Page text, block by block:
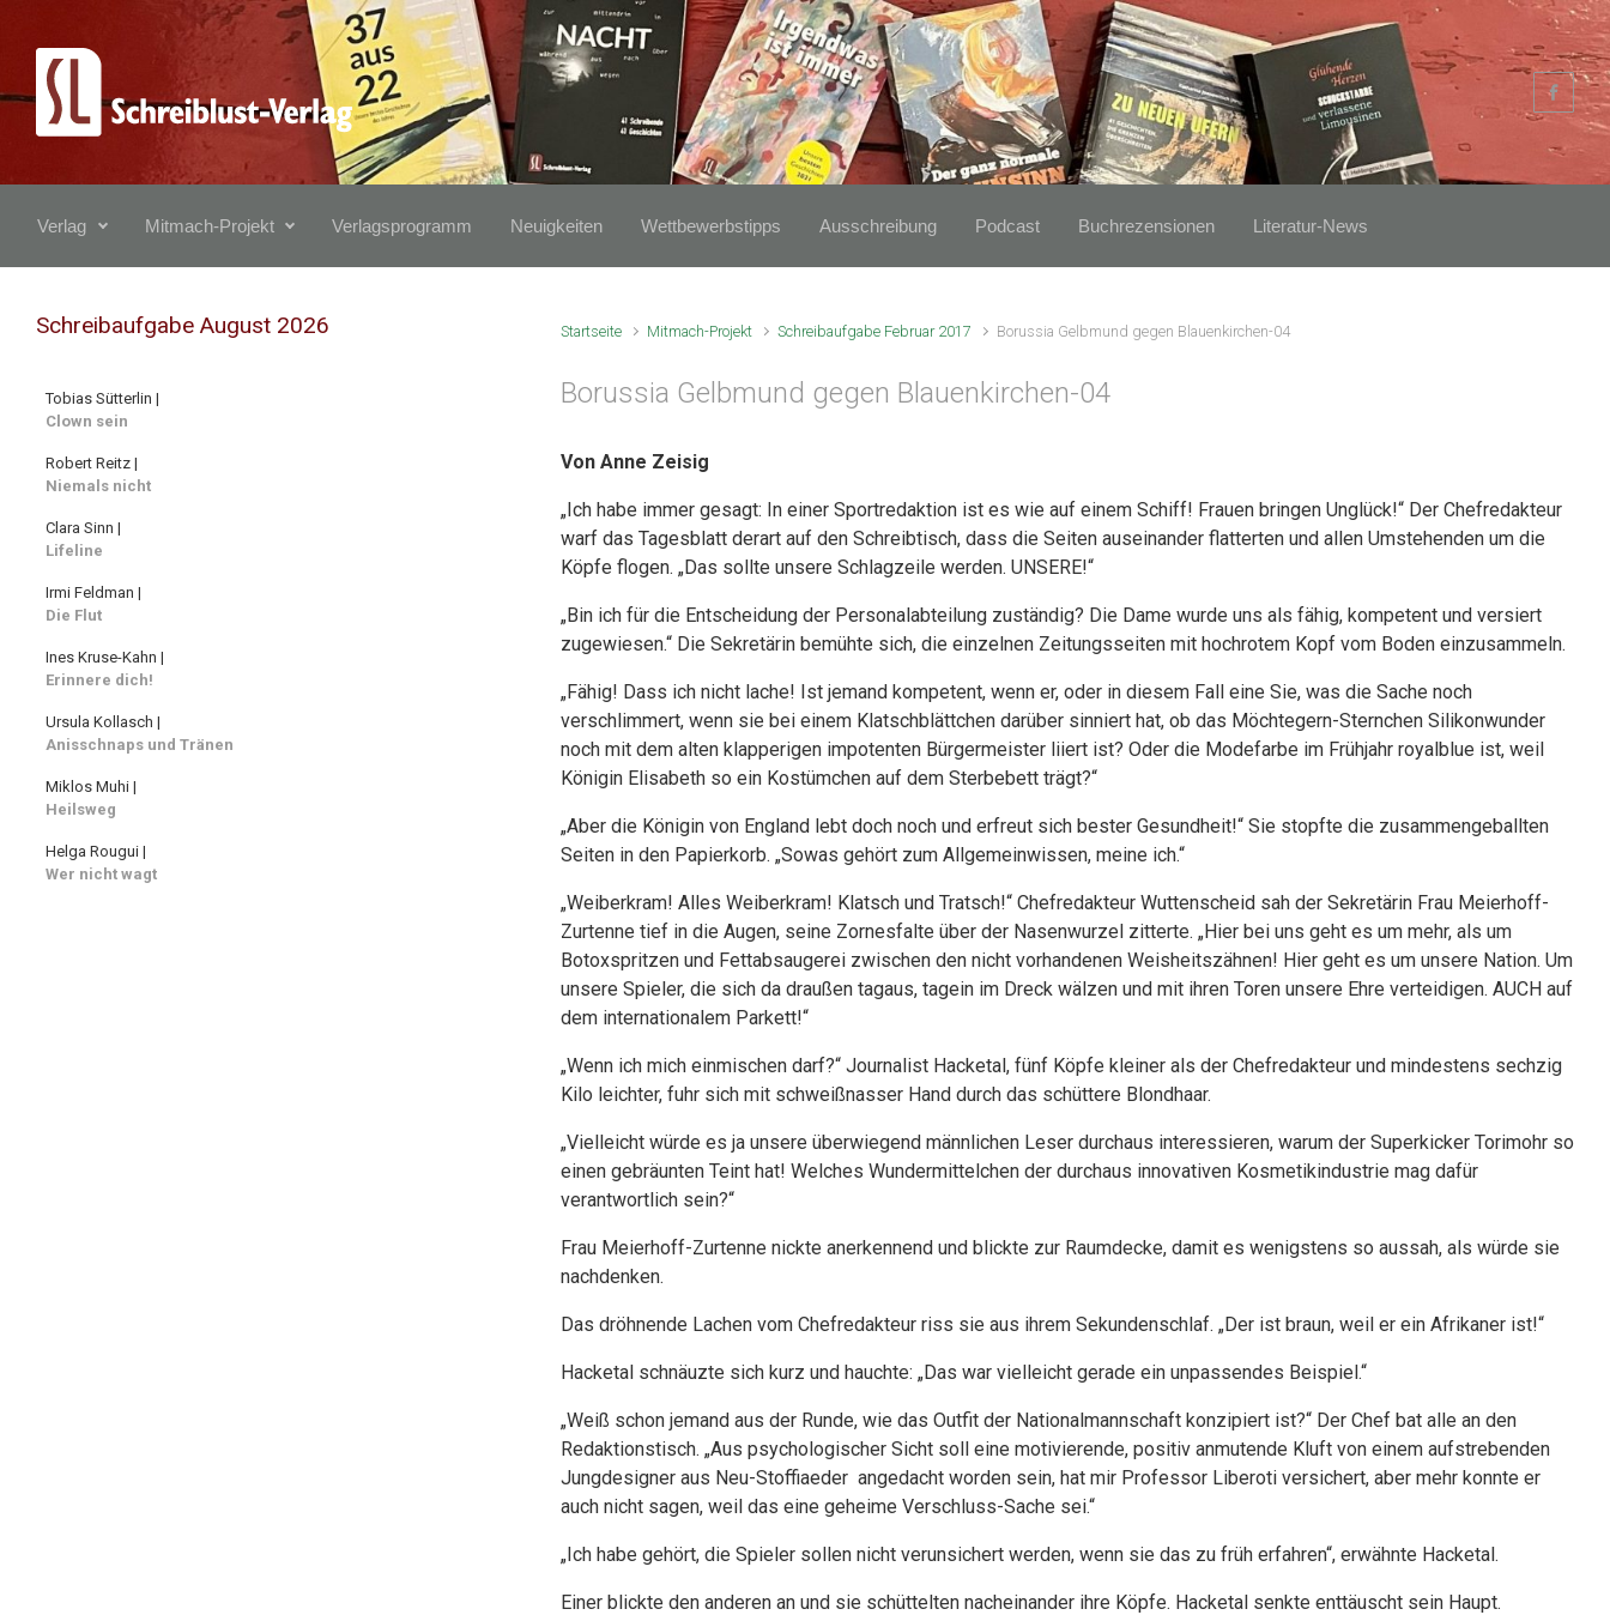
Zum Hauptinhalt springen
Verlag Mitmach-Projekt Verlagsprogramm Neuigkeiten Wettbewerbstipps Ausschreibung Podcast Buchrezensionen Literatur-News
Startseite Mitmach-Projekt Schreibaufgabe Februar 2017 Borussia Gelbmund gegen Blauenkirchen-04
Borussia Gelbmund gegen Blauenkirchen-04
Von Anne Zeisig
„Ich habe immer gesagt: In einer Sportredaktion ist es wie auf einem Schiff! Frauen bringen Unglück!“ Der Chefredakteur
warf das Tagesblatt derart auf den Schreibtisch, dass die Seiten auseinander flatterten und allen Umstehenden um die
Köpfe flogen. „Das sollte unsere Schlagzeile werden. UNSERE!“
„Bin ich für die Entscheidung der Personalabteilung zuständig? Die Dame wurde uns als fähig, kompetent und versiert
zugewiesen.“ Die Sekretärin bemühte sich, die einzelnen Zeitungsseiten mit hochrotem Kopf vom Boden einzusammeln.
„Fähig! Dass ich nicht lache! Ist jemand kompetent, wenn er, oder in diesem Fall eine Sie, was die Sache noch
verschlimmert, wenn sie bei einem Klatschblättchen darüber sinniert hat, ob das Möchtegern-Sternchen Silikonwunder
noch mit dem alten klapperigen impotenten Bürgermeister liiert ist? Oder die Modefarbe im Frühjahr royalblue ist, weil
Königin Elisabeth so ein Kostümchen auf dem Sterbebett trägt?“
„Aber die Königin von England lebt doch noch und erfreut sich bester Gesundheit!“ Sie stopfte die zusammengeballten
Seiten in den Papierkorb. „Sowas gehört zum Allgemeinwissen, meine ich.“
„Weiberkram! Alles Weiberkram! Klatsch und Tratsch!“ Chefredakteur Wuttenscheid sah der Sekretärin Frau Meierhoff-
Zurtenne tief in die Augen, seine Zornesfalte über der Nasenwurzel zitterte. „Hier bei uns geht es um mehr, als um
Botoxspritzen und Fettabsaugerei zwischen den nicht vorhandenen Weisheitszähnen! Hier geht es um unsere Nation. Um
unsere Spieler, die sich da draußen tagaus, tagein im Dreck wälzen und mit ihren Toren unsere Ehre verteidigen. AUCH auf
dem internationalem Parkett!“
„Wenn ich mich einmischen darf?“ Journalist Hacketal, fünf Köpfe kleiner als der Chefredakteur und mindestens sechzig
Kilo leichter, fuhr sich mit schweißnasser Hand durch das schüttere Blondhaar.
„Vielleicht würde es ja unsere überwiegend männlichen Leser durchaus interessieren, warum der Superkicker Torimohr so
einen gebräunten Teint hat! Welches Wundermittelchen der durchaus innovativen Kosmetikindustrie mag dafür
verantwortlich sein?“
Frau Meierhoff-Zurtenne nickte anerkennend und blickte zur Raumdecke, damit es wenigstens so aussah, als würde sie
nachdenken.
Das dröhnende Lachen vom Chefredakteur riss sie aus ihrem Sekundenschlaf. „Der ist braun, weil er ein Afrikaner ist!“
Hacketal schnäuzte sich kurz und hauchte: „Das war vielleicht gerade ein unpassendes Beispiel.“
„Weiß schon jemand aus der Runde, wie das Outfit der Nationalmannschaft konzipiert ist?“ Der Chef bat alle an den
Redaktionstisch. „Aus psychologischer Sicht soll eine motivierende, positiv anmutende Kluft von einem aufstrebenden
Jungdesigner aus Neu-Stoffiaeder angedacht worden sein, hat mir Professor Liberoti versichert, aber mehr konnte er
auch nicht sagen, weil das eine geheime Verschluss-Sache sei.“
„Ich habe gehört, die Spieler sollen nicht verunsichert werden, wenn sie das zu früh erfahren“, erwähnte Hacketal.
Einer blickte den anderen an und sie schüttelten nacheinander ihre Köpfe. Hacketal senkte enttäuscht sein Haupt.
Schreibaufgabe August 2026
Tobias Sütterlin |
Clown sein
Robert Reitz |
Niemals nicht
Clara Sinn |
Lifeline
Irmi Feldman |
Die Flut
Ines Kruse-Kahn |
Erinnere dich!
Ursula Kollasch |
Anisschnaps und Tränen
Miklos Muhi |
Heilsweg
Helga Rougui |
Wer nicht wagt